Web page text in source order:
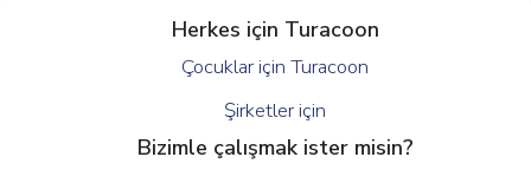
Herkes için Turacoon
Çocuklar için Turacoon
Şirketler için
Bizimle çalışmak ister misin?